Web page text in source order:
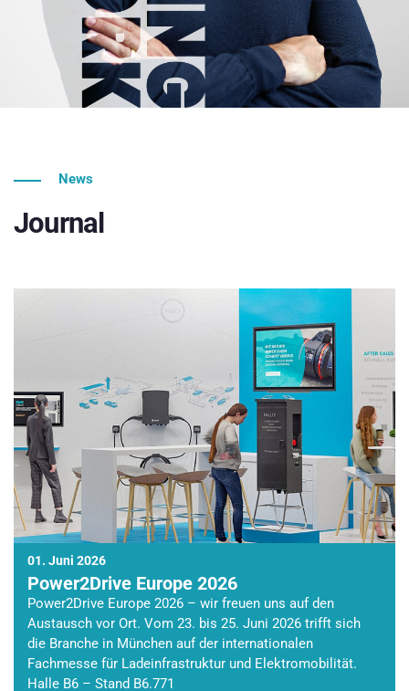
News
Journal
01. Juni 2026
Power2Drive Europe 2026
Power2Drive Europe 2026 – wir freuen uns auf den
Austausch vor Ort. Vom 23. bis 25. Juni 2026 trifft sich
die Branche in München auf der internationalen
Fachmesse für Ladeinfrastruktur und Elektromobilität.
Halle B6 – Stand B6.771